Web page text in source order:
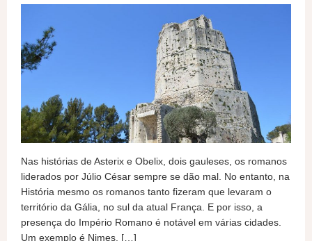
Nas histórias de Asterix e Obelix, dois gauleses, os romanos
liderados por Júlio César sempre se dão mal. No entanto, na
História mesmo os romanos tanto fizeram que levaram o
território da Gália, no sul da atual França. E por isso, a
presença do Império Romano é notável em várias cidades.
Um exemplo é Nimes. […]